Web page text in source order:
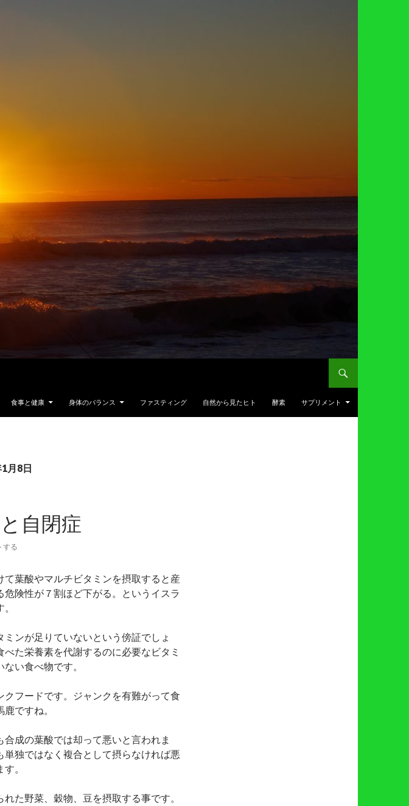
食事と健康 身体のバランス ファスティング 自然から見たヒト 酵素 サプリメント
月8日
自閉症
する
て葉酸やマルチビタミンを摂取すると産
危険性が７割ほど下がる。というイスラ
ンが足りていないという傍証でしょ
べた栄養素を代謝するのに必要なビタミ
い食べ物です。
クフードです。ジャンクを有難がって食
ですね。
合成の葉酸では却って悪いと言われま
単独ではなく複合として摂らなければ悪
。
た野菜、穀物、豆を摂取する事です。